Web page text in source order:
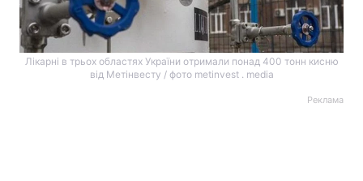
Лікарні в трьох областях України отримали понад 400 тонн кисню
від Метінвесту / фото metinvest . media
Реклама